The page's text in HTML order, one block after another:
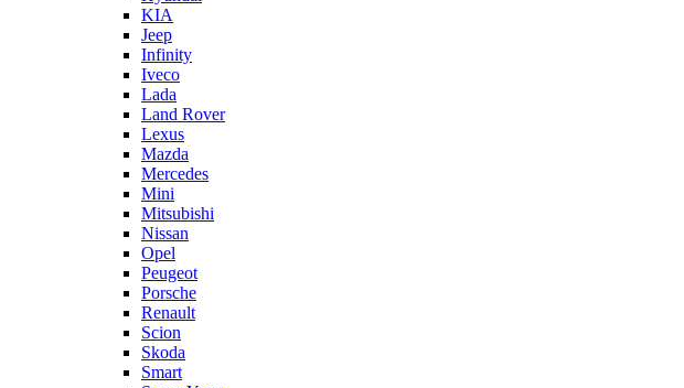
KIA
Jeep
Infinity
Iveco
Lada
Land Rover
Lexus
Mazda
Mercedes
Mini
Mitsubishi
Nissan
Opel
Peugeot
Porsche
Renault
Scion
Skoda
Smart